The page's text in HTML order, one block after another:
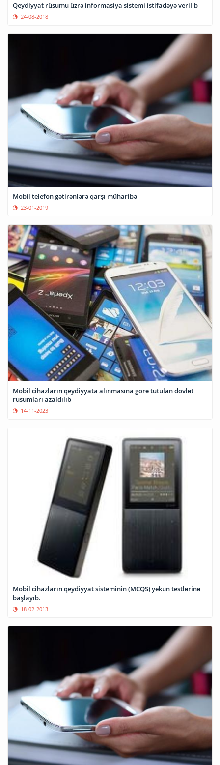
Qeydiyyat rüsumu üzrə informasiya sistemi istifadəyə veriIib
24-08-2018
Mobil telefon gətirənlərə qarşı müharibə
23-01-2019
Mobil cihazların qeydiyyata alınmasına görə tutulan dövlət
rüsumları azaldılıb
14-11-2023
Mobil cihazların qeydiyyat sisteminin (MCQS) yekun testlərinə
başlayıb.
18-02-2013